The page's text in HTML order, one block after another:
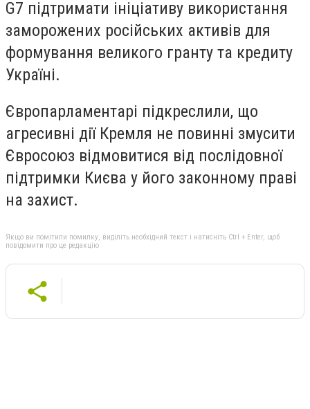
G7 підтримати ініціативу використання
заморожених російських активів для
формування великого гранту та кредиту
Україні.
Європарламентарі підкреслили, що
агресивні дії Кремля не повинні змусити
Євросоюз відмовитися від послідовної
підтримки Києва у його законному праві
на захист.
Якщо ви помітили помилку, виділіть необхідний текст і натисніть Ctrl + Enter, щоб
повідомити про це редакцію